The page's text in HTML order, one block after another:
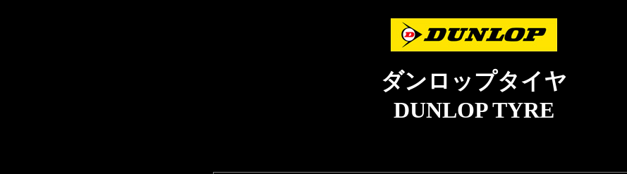
ダンロップタイヤ
DUNLOP TYRE